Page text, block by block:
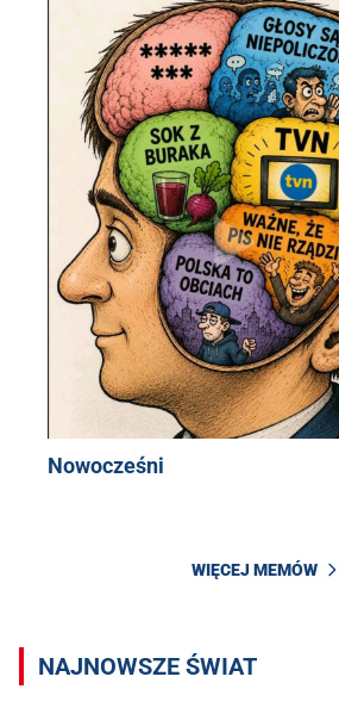
Nowocześni
WIĘCEJ MEMÓW
NAJNOWSZE ŚWIAT